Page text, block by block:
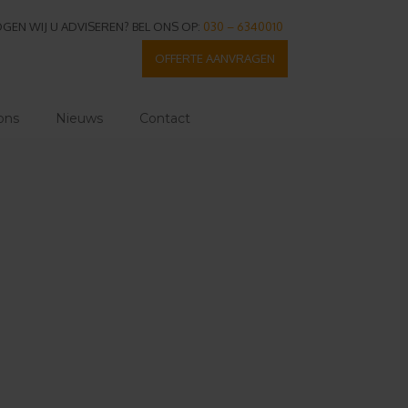
WIJ U ADVISEREN? BEL ONS OP: 030 – 6340010
OFFERTE AANVRAGEN
Nieuws Contact